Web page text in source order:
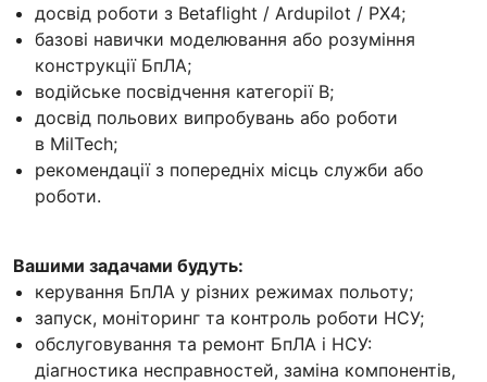
досвід роботи з Betaflight / Ardupilot / PX4;
базові навички моделювання або розуміння
конструкції БпЛА;
водійське посвідчення категорії B;
досвід польових випробувань або роботи
в MilTech;
рекомендації з попередніх місць служби або
роботи.
Вашими задачами будуть:
керування БпЛА у різних режимах польоту;
запуск, моніторинг та контроль роботи НСУ;
обслуговування та ремонт БпЛА і НСУ:
діагностика несправностей, заміна компонентів,